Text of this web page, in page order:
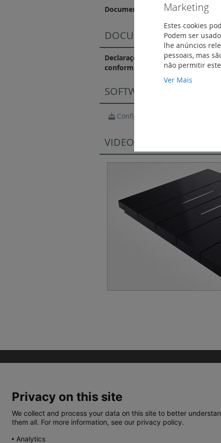
Documentação Comercial
DOCUMENTAÇÃO DE
Declarações e certificados de
conformidade
SOFTWARE
Configurador Living Now
VIDEOS
Marketing
Estes cookies
Podem ser
lhe anúncios
pessoais, mas
não permitir
Ver Mais
TERMOS E CONDIÇÕES POLÍTICA DE PRIVACIDADE
Privacy on this site
We collect and process your data on this site to better
them all. For more information, see our privacy policy.
Analytics